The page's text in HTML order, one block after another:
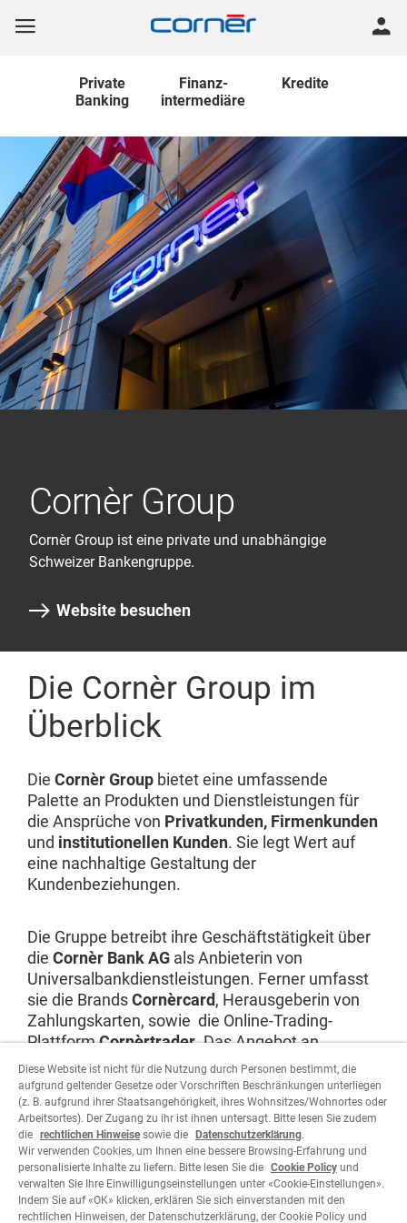
Private
Banking
Finanz-
intermediäre
Kredite
Cornèr Group
Cornèr Group ist eine private und unabhängige
Schweizer Bankengruppe.
Website besuchen
Die Cornèr Group im
Überblick
Die Cornèr Group bietet eine umfassende
Palette an Produkten und Dienstleistungen für
die Ansprüche von Privatkunden, Firmenkunden
und institutionellen Kunden. Sie legt Wert auf
eine nachhaltige Gestaltung der
Kundenbeziehungen.
Die Gruppe betreibt ihre Geschäftstätigkeit über
die Cornèr Bank AG als Anbieterin von
Universalbankdienstleistungen. Ferner umfasst
sie die BrandsCornèrcard, Herausgeberin von
Zahlungskarten, sowie die Online-Trading-
PlattformCornèrtrader. Das Angebot an
internationalen Finanzdienstleistungen ihrer
Tochtergesellschaften rundet das
Leistungsspektrum ab.
Website besuchen
Diese Website ist nicht für die Nutzung durch Personen bestimmt, die
aufgrund geltender Gesetze oder Vorschriften Beschränkungen unterliegen
(z. B. aufgrund ihrer Staatsangehörigkeit, ihres Wohnsitzes/Wohnortes oder
Arbeitsortes). Der Zugang zu ihr ist ihnen untersagt. Bitte lesen Sie zudem
die rechtlichen Hinweisesowie die Datenschutzerklärung.
Wir verwenden Cookies, um Ihnen eine bessere Browsing-Erfahrung und
personalisierte Inhalte zu liefern. Bitte lesen Sie die Cookie Policy und
verwalten Sie Ihre Einwilligungseinstellungen unter «Cookie-Einstellungen».
Indem Sie auf «OK» klicken, erklären Sie sich einverstanden mit den
rechtlichen Hinweisen, der Datenschutzerklärung, der Cookie Policy und